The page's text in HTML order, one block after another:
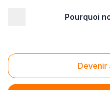
Pourquoi
Devenir
Plomberie - sanitaire
Les plombiers actifs dans